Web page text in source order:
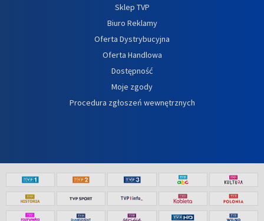
Sklep TVP
Biuro Reklamy
Oferta Dystrybucyjna
Oferta Handlowa
Dostępność
Moje zgody
Procedura zgłoszeń wewnętrznych